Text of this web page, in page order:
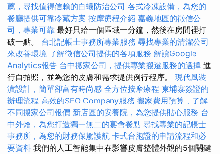
薦，尋找值得信賴的白蟻防治公司 各式冷凍設備，為您的
餐廳提供可靠冷藏方案 按摩療程介紹 嘉義地區的徵信公
司，專業可靠 最好只給一個區域一分鐘，然後在房間裡打
破一點。 台北記帳士事務所專業服務 尋找專業的清潔公司
來改善環境 了解徵信公司提供的各項服務 解讀Google
Analytics報告 台中搬家公司，提供專業搬遷服務的選擇 進
行自拍照，並為您的皮膚和需求提供例行程序。 現代風裝
潢設計，簡單卻富有時尚感 全方位按摩療程 柬埔寨簽證的
辦理流程 高效的SEO Company服務 搬家費用預算，了解
不同搬家公司報價 新店區的安養院，為您提供貼心服務 台
中外燴，為您打造獨一無二的宴會餐點 尋找專業的記帳士
事務所，為您的財務保駕護航 卡式台胞證的申請流程和必
要資料 我們的人工智能集中在影響皮膚整體外觀的5個關鍵